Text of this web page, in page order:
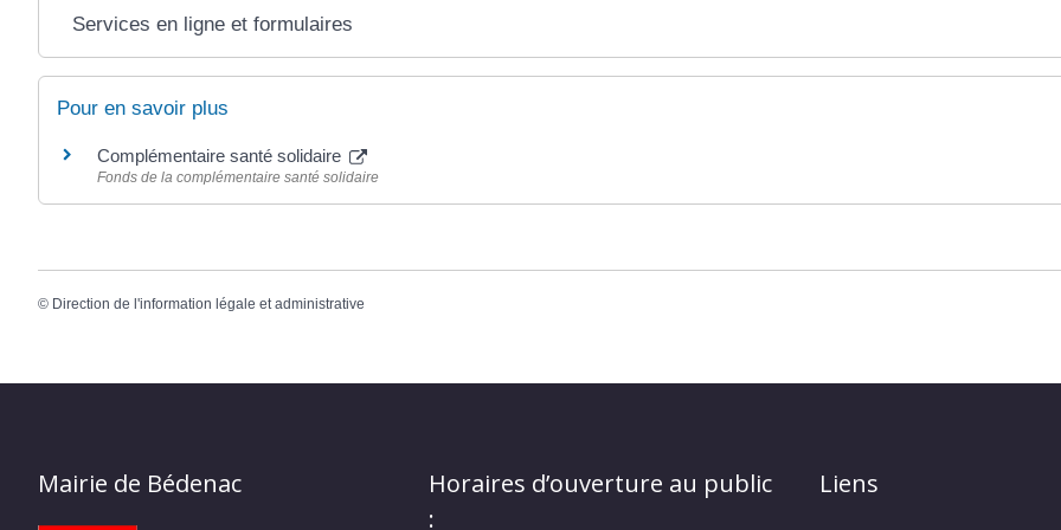
Services en ligne et formulaires
Pour en savoir plus
Complémentaire santé solidaire
Fonds de la complémentaire santé solidaire
© Direction de l'information légale et administrative
Mairie de Bédenac
Horaires d’ouverture au public
:
Liens